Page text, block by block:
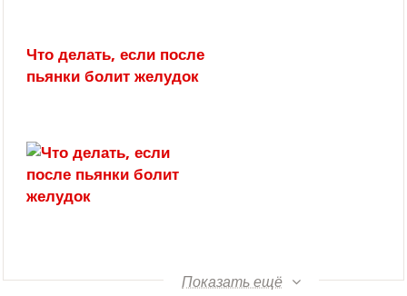
Что делать, если после
пьянки болит желудок
Показать ещё